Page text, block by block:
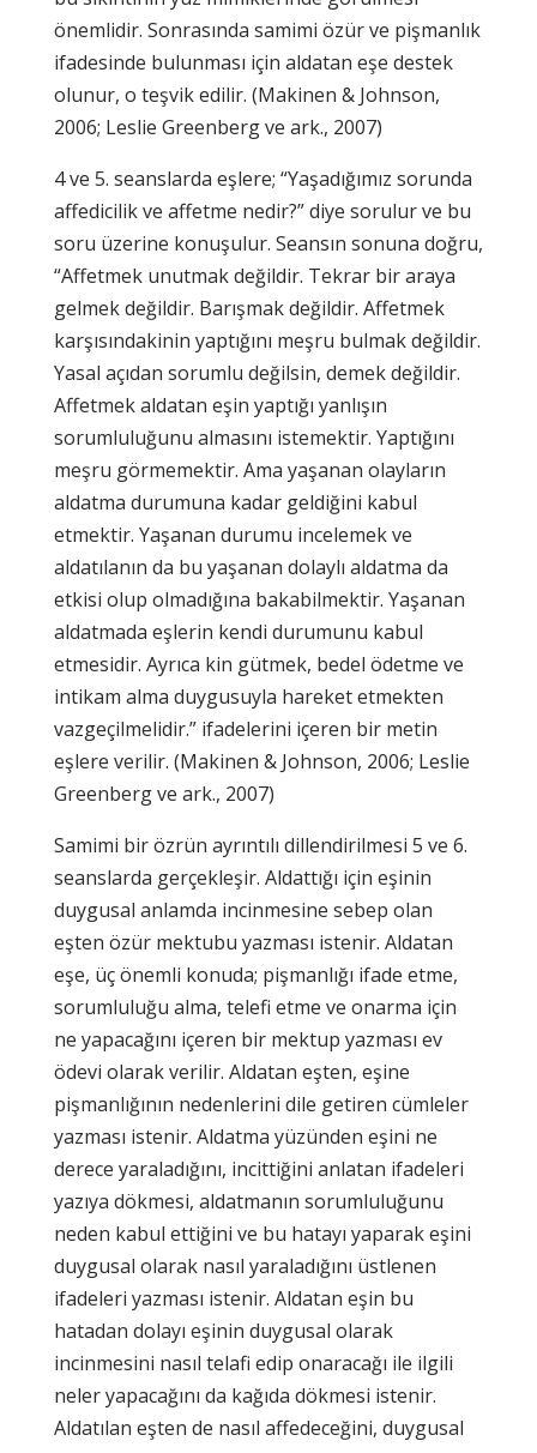
önemlidir. Sonrasında samimi özür ve pişmanlık
ifadesinde bulunması için aldatan eşe destek
olunur, o teşvik edilir. (Makinen & Johnson,
2006; Leslie Greenberg ve ark., 2007)
4 ve 5. seanslarda eşlere; “Yaşadığımız sorunda
affedicilik ve affetme nedir?” diye sorulur ve bu
soru üzerine konuşulur. Seansın sonuna doğru,
“Affetmek unutmak değildir. Tekrar bir araya
gelmek değildir. Barışmak değildir. Affetmek
karşısındakinin yaptığını meşru bulmak değildir.
Yasal açıdan sorumlu değilsin, demek değildir.
Affetmek aldatan eşin yaptığı yanlışın
sorumluluğunu almasını istemektir. Yaptığını
meşru görmemektir. Ama yaşanan olayların
aldatma durumuna kadar geldiğini kabul
etmektir. Yaşanan durumu incelemek ve
aldatılanın da bu yaşanan dolaylı aldatma da
etkisi olup olmadığına bakabilmektir. Yaşanan
aldatmada eşlerin kendi durumunu kabul
etmesidir. Ayrıca kin gütmek, bedel ödetme ve
intikam alma duygusuyla hareket etmekten
vazgeçilmelidir.” ifadelerini içeren bir metin
eşlere verilir. (Makinen & Johnson, 2006; Leslie
Greenberg ve ark., 2007)
Samimi bir özrün ayrıntılı dillendirilmesi 5 ve 6.
seanslarda gerçekleşir. Aldattığı için eşinin
duygusal anlamda incinmesine sebep olan
eşten özür mektubu yazması istenir. Aldatan
eşe, üç önemli konuda; pişmanlığı ifade etme,
sorumluluğu alma, telefi etme ve onarma için
ne yapacağını içeren bir mektup yazması ev
ödevi olarak verilir. Aldatan eşten, eşine
pişmanlığının nedenlerini dile getiren cümleler
yazması istenir. Aldatma yüzünden eşini ne
derece yaraladığını, incittiğini anlatan ifadeleri
yazıya dökmesi, aldatmanın sorumluluğunu
neden kabul ettiğini ve bu hatayı yaparak eşini
duygusal olarak nasıl yaraladığını üstlenen
ifadeleri yazması istenir. Aldatan eşin bu
hatadan dolayı eşinin duygusal olarak
incinmesini nasıl telafi edip onaracağı ile ilgili
neler yapacağını da kağıda dökmesi istenir.
Aldatılan eşten de nasıl affedeceğini, duygusal